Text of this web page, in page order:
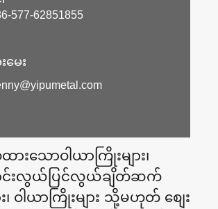
577-62851855
မေး
ားသောဝါယာကြိုးများ၊
ောင်းလွယ်ပြင်လွယ်ချိတ်ဆက်
၊ ဝါယာကြိုးများ သို့မဟုတ် စျေး